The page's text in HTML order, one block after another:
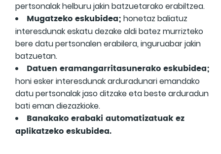
pertsonalak helburu jakin batzuetarako erabiltzea.
Mugatzeko eskubidea; honetaz baliatuz
interesdunak eskatu dezake aldi batez murrizteko
bere datu pertsonalen erabilera, inguruabar jakin
batzuetan.
Datuen eramangarritasunerako eskubidea;
honi esker interesdunak arduradunari emandako
datu pertsonalak jaso ditzake eta beste arduradun
bati eman diezazkioke.
Banakako erabaki automatizatuak ez
aplikatzeko eskubidea.